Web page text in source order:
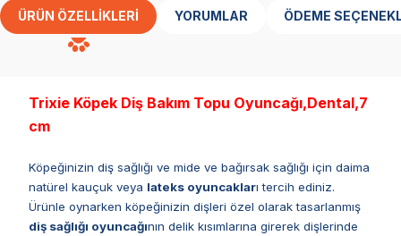
ÜRÜN ÖZELLIKLERI YORUMLAR ÖDEME
Trixie Köpek Diş Bakım Topu Oyuncağı,Dental,7
cm
Köpeğinizin diş sağlığı ve mide ve bağırsak sağlığı için daima
natürel kauçuk veya lateks oyuncakları tercih ediniz.
Ürünle oynarken köpeğinizin dişleri özel olarak tasarlanmış
diş sağlığı oyuncağının delik kısımlarına girerek dişlerinde